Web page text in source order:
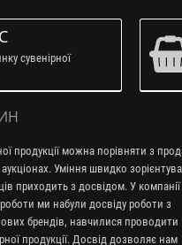
сувенірної
продукції можна порівняти з
Уміння швидко
приходить з досвідом. У компанії
ми набули досвіду роботи з
брендів, навчилися проводити
продукції. Досвід дозволяє нам